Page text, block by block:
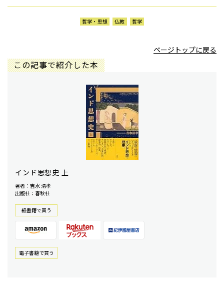
哲学・思想 仏教 哲学
ページトップに戻る
この記事で紹介した本
インド思想史 上
著者：吉水 清孝
出版社：春秋社
紙書籍で買う
電⼦書籍で買う